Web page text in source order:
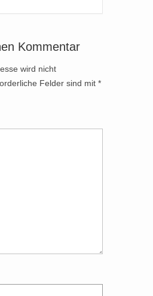
Kommentar
wird nicht
Felder sind mit *